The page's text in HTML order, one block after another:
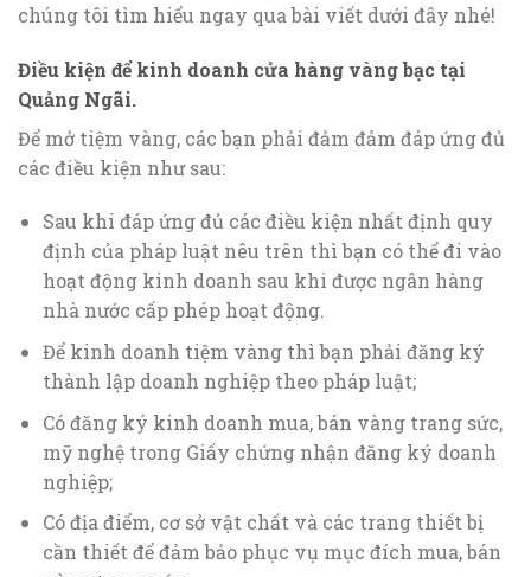
chúng tôi tìm hiểu ngay qua bài viết dưới đây nhé!
Điều kiện để kinh doanh cửa hàng vàng bạc tại
Quảng Ngãi.
Để mở tiệm vàng, các bạn phải đảm đảm đáp ứng đủ
các điều kiện như sau:
Sau khi đáp ứng đủ các điều kiện nhất định quy
định của pháp luật nêu trên thì bạn có thể đi vào
hoạt động kinh doanh sau khi được ngân hàng
nhà nước cấp phép hoạt động.
Để kinh doanh tiệm vàng thì bạn phải đăng ký
thành lập doanh nghiệp theo pháp luật;
Có đăng ký kinh doanh mua, bán vàng trang sức,
mỹ nghệ trong Giấy chứng nhận đăng ký doanh
nghiệp;
Có địa điểm, cơ sở vật chất và các trang thiết bị
cần thiết để đảm bảo phục vụ mục đích mua, bán